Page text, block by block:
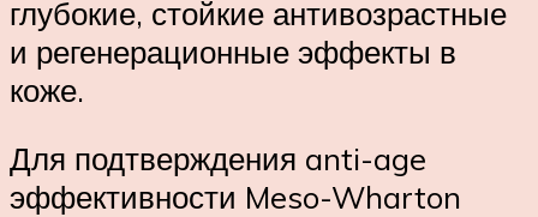
глубокие, стойкие антивозрастные
и регенерационные эффекты в
коже.
Для подтверждения anti-age
эффективности Meso-Wharton